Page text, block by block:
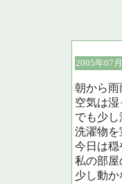
2005年07
朝から雨
空気は湿
でも少し
洗濯物を
今日は穏
私の部屋
少し動か